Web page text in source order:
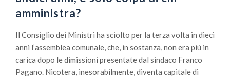
amministra?
Il Consiglio dei Ministri ha sciolto per la terza volta in dieci
anni l’assemblea comunale, che, in sostanza, non era più in
carica dopo le dimissioni presentate dal sindaco Franco
Pagano. Nicotera, inesorabilmente, diventa capitale di